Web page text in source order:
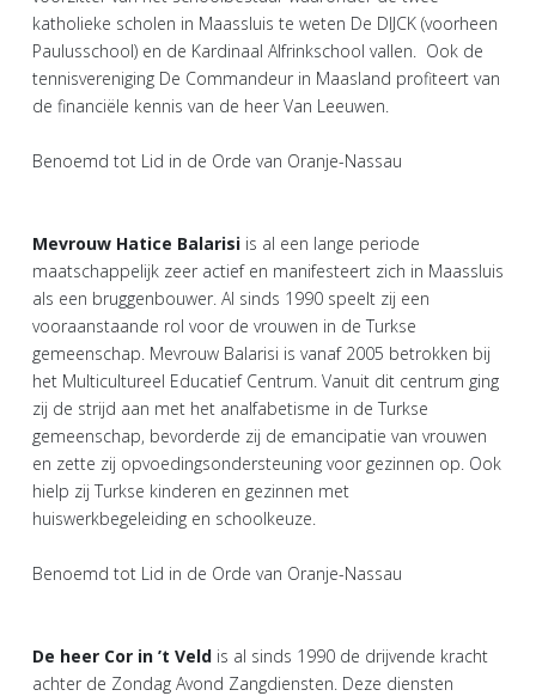
katholieke scholen in Maassluis te weten De DIJCK (voorheen
Paulusschool) en de Kardinaal Alfrinkschool vallen. Ook de
tennisvereniging De Commandeur in Maasland profiteert van
de financiële kennis van de heer Van Leeuwen.
Benoemd tot Lid in de Orde van Oranje-Nassau
Mevrouw Hatice Balarisi is al een lange periode
maatschappelijk zeer actief en manifesteert zich in Maassluis
als een bruggenbouwer. Al sinds 1990 speelt zij een
vooraanstaande rol voor de vrouwen in de Turkse
gemeenschap. Mevrouw Balarisi is vanaf 2005 betrokken bij
het Multicultureel Educatief Centrum. Vanuit dit centrum ging
zij de strijd aan met het analfabetisme in de Turkse
gemeenschap, bevorderde zij de emancipatie van vrouwen
en zette zij opvoedingsondersteuning voor gezinnen op. Ook
hielp zij Turkse kinderen en gezinnen met
huiswerkbegeleiding en schoolkeuze.
Benoemd tot Lid in de Orde van Oranje-Nassau
De heer Cor in ’t Veld is al sinds 1990 de drijvende kracht
achter de Zondag Avond Zangdiensten. Deze diensten